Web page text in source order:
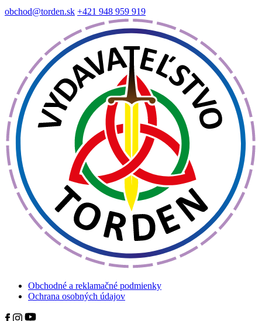
obchod@torden.sk +421 948 959 919
Obchodné a reklamačné podmienky
Ochrana osobných údajov